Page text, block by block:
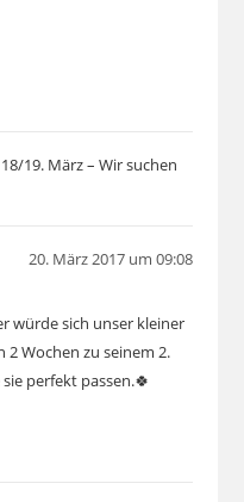
19. März – Wir suchen
20. März 2017 um 09:08
würde sich unser kleiner
Wochen zu seinem 2.
perfekt passen.🍀